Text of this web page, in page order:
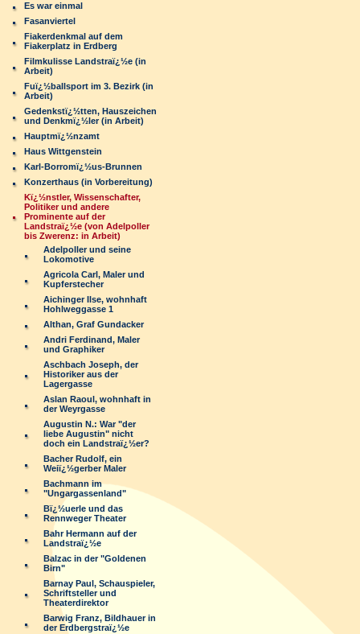
Es war einmal
Fasanviertel
Fiakerdenkmal auf dem
Fiakerplatz in Erdberg
Filmkulisse Landstraï¿½e (in
Arbeit)
Fuï¿½ballsport im 3. Bezirk (in
Arbeit)
Gedenkstï¿½tten, Hauszeichen
und Denkmï¿½ler (in Arbeit)
Hauptmï¿½nzamt
Haus Wittgenstein
Karl-Borromï¿½us-Brunnen
Konzerthaus (in Vorbereitung)
Kï¿½nstler, Wissenschafter,
Politiker und andere
Prominente auf der
Landstraï¿½e (von Adelpoller
bis Zwerenz: in Arbeit)
Adelpoller und seine
Lokomotive
Agricola Carl, Maler und
Kupferstecher
Aichinger Ilse, wohnhaft
Hohlweggasse 1
Althan, Graf Gundacker
Andri Ferdinand, Maler
und Graphiker
Aschbach Joseph, der
Historiker aus der
Lagergasse
Aslan Raoul, wohnhaft in
der Weyrgasse
Augustin N.: War "der
liebe Augustin" nicht
doch ein Landstraï¿½er?
Bacher Rudolf, ein
Weiï¿½gerber Maler
Bachmann im
"Ungargassenland"
Bï¿½uerle und das
Rennweger Theater
Bahr Hermann auf der
Landstraï¿½e
Balzac in der "Goldenen
Birn"
Barnay Paul, Schauspieler,
Schriftsteller und
Theaterdirektor
Barwig Franz, Bildhauer in
der Erdbergstraï¿½e